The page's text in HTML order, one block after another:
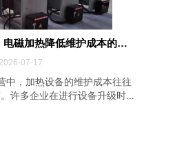
工业加热设备改造：电磁加热降低维护成本的四...
2026-07-17
中，加热设备的维护成本往往
许多企业在进行设备升级时...